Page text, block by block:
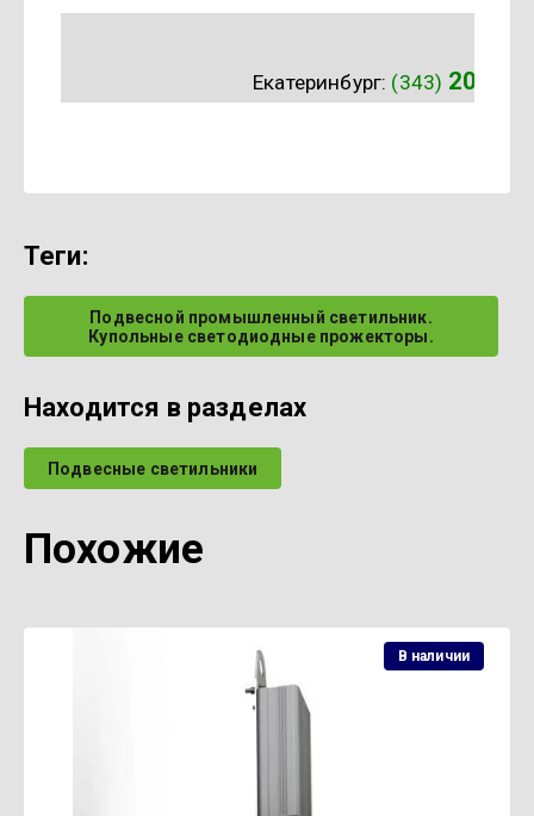
Екатеринбург: (343) 202-
теги:
Подвесной промышленный светильник.
Купольные светодиодные прожекторы.
Находится в разделах
Подвесные светильники
Похожие
В наличии